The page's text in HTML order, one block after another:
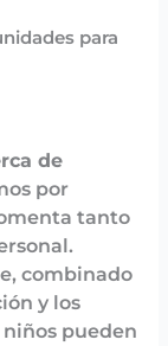
para
de
por
tanto
combinado
y los
pueden